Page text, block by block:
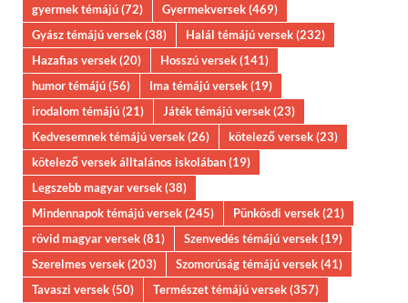
gyermek témájú(72) Gyermekversek(469)
Gyász témájú versek(38) Halál témájú versek(232)
Hazafias versek(20) Hosszú versek(141)
humor témájú(56) Ima témájú versek(19)
irodalom témájú(21) Játék témájú versek(23)
Kedvesemnek témájú versek(26) kötelező versek(23)
kötelező versek álltalános iskolában(19)
Legszebb magyar versek(38)
Mindennapok témájú versek(245) Pünkösdi versek(21)
rövid magyar versek(81) Szenvedés témájú versek(19)
Szerelmes versek(203) Szomorúság témájú versek(41)
Tavaszi versek(50) Természet témájú versek(357)